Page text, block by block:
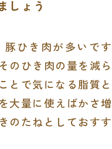
しょう
ひき肉が多いです
のひき肉の量を減ら
とで気になる脂質と
大量に使えばかさ増
のたねとしておすす